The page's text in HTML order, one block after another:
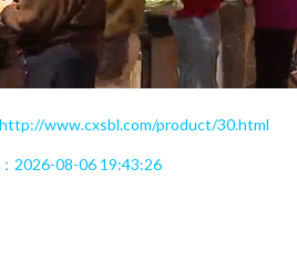
www.cxsbl.com/product/30.html
2026-08-06 19:43:26